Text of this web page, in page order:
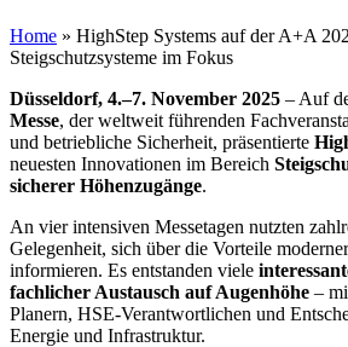
Home » HighStep Systems auf der A+A
Steigschutzsysteme im Fokus
Düsseldorf, 4.–7. November 2025 – Auf
Messe, der weltweit führenden
und betriebliche Sicherheit, präsentierte
neuesten Innovationen im Bereich
sicherer Höhenzugänge.
An vier intensiven Messetagen nutzten
Gelegenheit, sich über die Vorteile
informieren. Es entstanden viele
fachlicher Austausch auf Augenhöhe –
Planern, HSE-Verantwortlichen und
Energie und Infrastruktur.